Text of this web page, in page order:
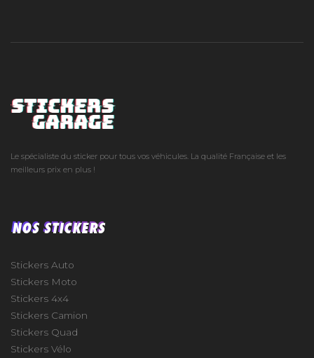
Le spécialiste du sticker pour tous vos véhicules. La qualité Française et les
meilleurs prix en plus !
NOS STICKERS
Stickers Auto
Stickers Moto
Stickers 4x4
Stickers Camion
Stickers Quad
Stickers Vélo